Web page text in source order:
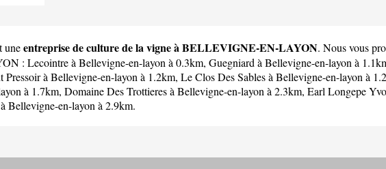
uneentreprise de culture de la vigne à BELLEVIGNE-EN-LAYON. Nous vous
: Lecointreà Bellevigne-en-layon à 0.3km, Guegniardà Bellevigne-en-layon à
Pressoirà Bellevigne-en-layon à 1.2km, Le Clos Des Sablesà Bellevigne-en-layon à
à 1.7km, Domaine Des Trottieresà Bellevigne-en-layon à 2.3km, Earl Longepe
à Bellevigne-en-layon à 2.9km.